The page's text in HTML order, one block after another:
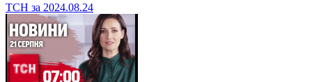
ТСН за 2024.08.24